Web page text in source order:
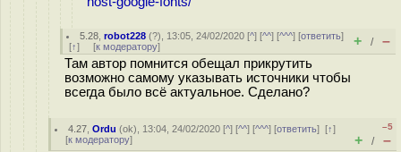
5.28 ,robot228 (?), 13:05, 24/02/2020 [^] [^^] [^^^] [ответить]
[↑] [к модератору] + / –
Там автор помнится обещал прикрутить
возможно самому указывать источники чтобы
всегда было всё актуальное. Сделано?
4.27 ,Ordu (ok), 13:04, 24/02/2020 [^] [^^] [^^^] [ответить][↑]
[к модератору]
–5
+ / –